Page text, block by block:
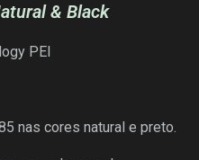
& Black
nas cores natural e preto.